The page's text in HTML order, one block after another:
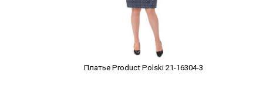
Платье Product Polski 21-16304-3